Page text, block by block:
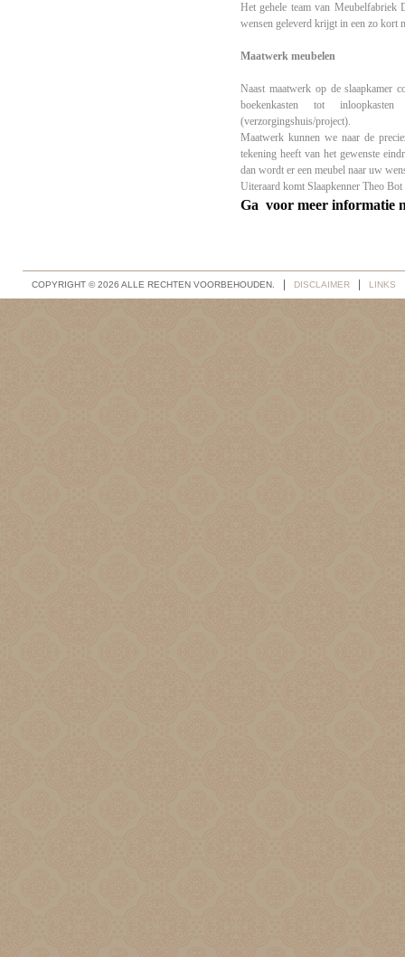
Het gehele team van Meubelfabriek
wensen geleverd krijgt in een zo kort
Maatwerk meubelen
Naast maatwerk op de slaapkamer
boekenkasten tot
(verzorgingshuis/project).
Maatwerk kunnen we naar de
tekening heeft van het gewenste
dan wordt er een meubel naar uw
Uiteraard komt Slaapkenner Theo
Ga  voor meer informatie
COPYRIGHT © 2026 ALLE RECHTEN VOORBEHOUDEN. DISCLAIMER LINKS